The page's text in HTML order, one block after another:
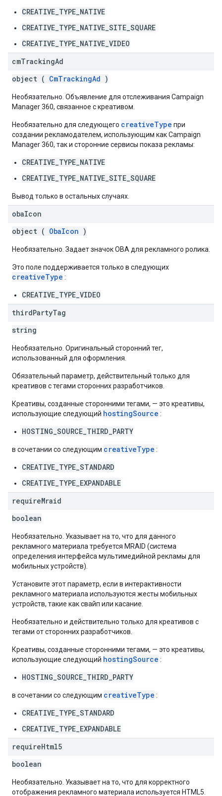
CREATIVE_TYPE_NATIVE
CREATIVE_TYPE_NATIVE_SITE_SQUARE
CREATIVE_TYPE_NATIVE_VIDEO
cmTrackingAd
object ( CmTrackingAd )
Необязательно. Объявление для отслеживания Campaign
Manager 360, связанное с креативом.
Необязательно для следующего creativeType при
создании рекламодателем, использующим как Campaign
Manager 360, так и сторонние сервисы показа рекламы:
CREATIVE_TYPE_NATIVE
CREATIVE_TYPE_NATIVE_SITE_SQUARE
Вывод только в остальных случаях.
obaIcon
object ( ObaIcon )
Необязательно. Задает значок OBA для рекламного ролика.
Это поле поддерживается только в следующих
creativeType :
CREATIVE_TYPE_VIDEO
thirdPartyTag
string
Необязательно. Оригинальный сторонний тег,
использованный для оформления.
Обязательный параметр, действительный только для
креативов с тегами сторонних разработчиков.
Креативы, созданные сторонними тегами, — это креативы,
использующие следующий hostingSource :
HOSTING_SOURCE_THIRD_PARTY
в сочетании со следующим creativeType :
CREATIVE_TYPE_STANDARD
CREATIVE_TYPE_EXPANDABLE
requireMraid
boolean
Необязательно. Указывает на то, что для данного
рекламного материала требуется MRAID (система
определения интерфейса мультимедийной рекламы для
мобильных устройств).
Установите этот параметр, если в интерактивности
рекламного материала используются жесты мобильных
устройств, такие как свайп или касание.
Необязательно и действительно только для креативов с
тегами от сторонних разработчиков.
Креативы, созданные сторонними тегами, — это креативы,
использующие следующий hostingSource :
HOSTING_SOURCE_THIRD_PARTY
в сочетании со следующим creativeType :
CREATIVE_TYPE_STANDARD
CREATIVE_TYPE_EXPANDABLE
requireHtml5
boolean
Необязательно. Указывает на то, что для корректного
отображения рекламного материала используется HTML5.